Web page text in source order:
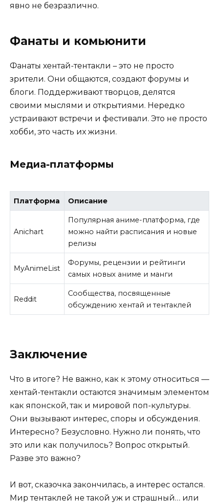
явно не безразлично.
Фанаты и комьюнити
Фанаты хентай-тентакли – это не просто
зрители. Они общаются, создают форумы и
блоги. Поддерживают творцов, делятся
своими мыслями и открытиями. Нередко
устраивают встречи и фестивали. Это не просто
хобби, это часть их жизни.
Медиа-платформы
Платформа Описание
Anichart
Популярная аниме-платформа, где
можно найти расписания и новые
релизы
MyAnimeList
Форумы, рецензии и рейтинги
самых новых аниме и манги
Reddit
Сообщества, посвященные
обсуждению хентай и тентаклей
Заключение
Что в итоге? Не важно, как к этому относиться —
хентай-тентакли остаются значимым элементом
как японской, так и мировой поп-культуры.
Они вызывают интерес, споры и обсуждения.
Интересно? Безусловно. Нужно ли понять, что
это или как получилось? Вопрос открытый.
Разве это важно?
И вот, сказочка закончилась, а интерес остался.
Мир тентаклей не такой уж и страшный… или